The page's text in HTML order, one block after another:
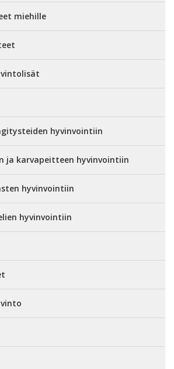
miehille
hyvinvointiin
ja karvapeitteen hyvinvointiin
hyvinvointiin
hyvinvointiin